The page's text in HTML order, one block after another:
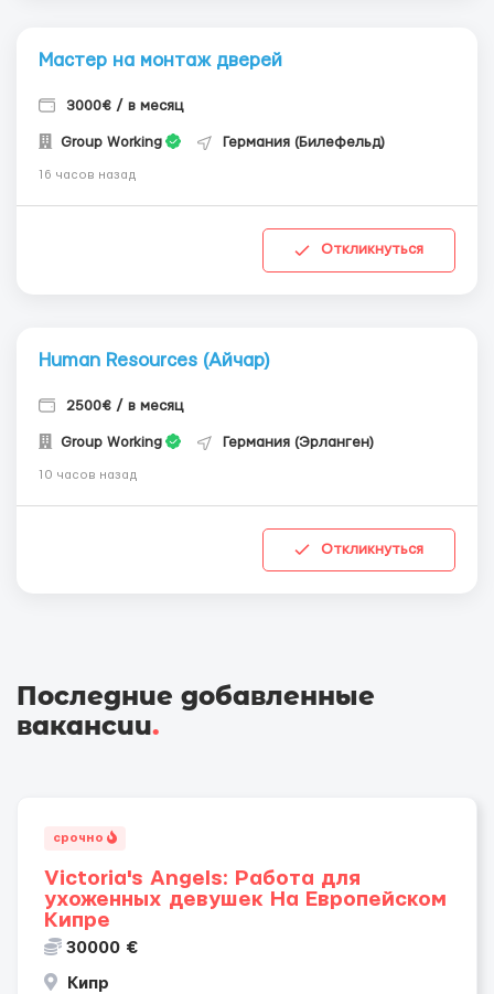
Мастер на монтаж дверей
3000€ / в месяц
Group Working Германия (Билефельд)
16 часов назад
Откликнуться
Human Resources (Айчар)
2500€ / в месяц
Group Working Германия (Эрланген)
10 часов назад
Откликнуться
Последние добавленные
вакансии.
срочно
Victoria's Angels: Работа для
ухоженных девушек На Европейском
Кипре
30000 €
Кипр